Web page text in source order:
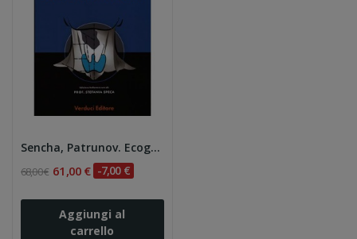
Sencha, Patrunov. Ecografia Tiroidea
68,00 € 61,00 € -7,00 €
Aggiungi al
carrello